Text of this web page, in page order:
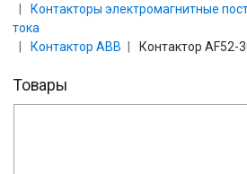
Контакторы электромагнитные
тока
Контактор ABB
Контактор AF52-
Товары